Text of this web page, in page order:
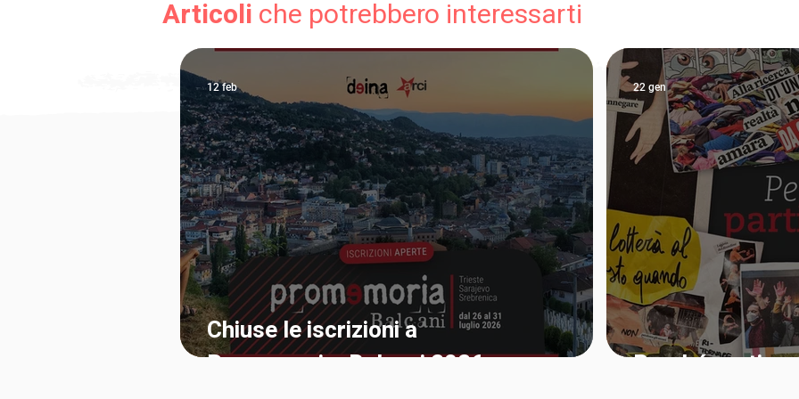
Articoli che potrebbero interessarti
Chiuse le iscrizioni a
Promemoria_Balcani 2026
12 feb
Perché
22 gen